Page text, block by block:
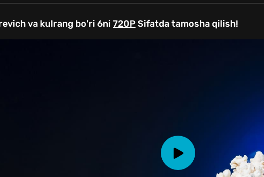
va kulrang bo'ri 6ni 720PSifatda tamosha qilish!